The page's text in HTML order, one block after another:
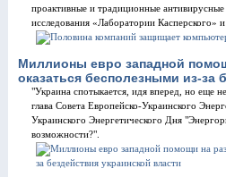
проактивные и традиционные
исследования «Лаборатории Касперского»
Миллионы евро западной
оказаться бесполезными из-за
"Украина спотыкается, идя вперед, но еще
глава Совета Европейско-Украинского
Украинского Энергетического Дня
возможности?".